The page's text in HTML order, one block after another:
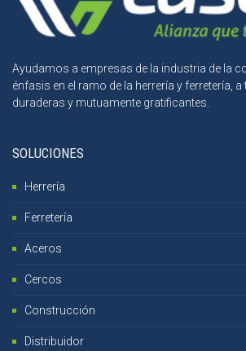
Ayudamos a empresas de la industria de la
énfasis en el ramo de la herrería y ferretería,
duraderas y mutuamente gratificantes.
SOLUCIONES
Herrería
Ferretería
Aceros
Cercos
Construcción
Distribuidor